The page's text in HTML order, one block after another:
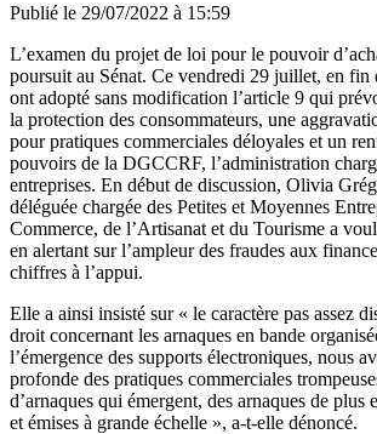
Publié le 29/07/2022 à 15:59
L’examen du projet de loi pour le pouvoir
poursuit au Sénat. Ce vendredi 29 juillet, en fin
ont adopté sans modification l’article 9 qui
la protection des consommateurs, une
pour pratiques commerciales déloyales et un
pouvoirs de la DGCCRF, l’administration
entreprises. En début de discussion, Olivia
déléguée chargée des Petites et Moyennes
Commerce, de l’Artisanat et du Tourisme a
en alertant sur l’ampleur des fraudes aux
chiffres à l’appui.
Elle a ainsi insisté sur « le caractère pas assez
droit concernant les arnaques en bande
l’émergence des supports électroniques, nous
profonde des pratiques commerciales
d’arnaques qui émergent, des arnaques de plus
et émises à grande échelle », a-t-elle dénoncé.